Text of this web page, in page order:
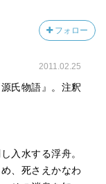
フォロー
2011.02.25
氏物語』。注釈
入水する浮舟。
、死さえかなわ